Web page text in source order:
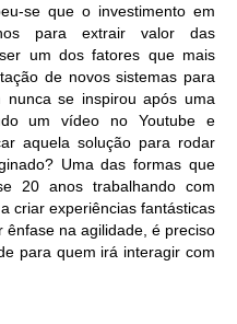
se que o investimento em
para extrair valor das
um dos fatores que mais
de novos sistemas para
nunca se inspirou após uma
um vídeo no Youtube e
aquela solução para rodar
Uma das formas que
20 anos trabalhando com
criar experiências fantásticas
na agilidade, é preciso
para quem irá interagir com